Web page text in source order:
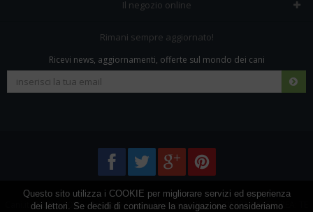
Tutti i cani iscritti
Il negozio online
Negozio per cani
Spedizioni e resi
Rimani sempre aggiornato!
Ricevi news, aggiornamenti, offerte sul mondo dei cani
Cani.it © 2013-2026 •Privacy•Frezza Network S.R.L. P.I. 01821400676 REA: TE
Questo sito utilizza i COOKIE per migliorare servizi ed esperienza
dei lettori. Se decidi di continuare la navigazione consideriamo